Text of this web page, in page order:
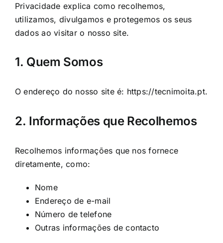
Privacidade explica como recolhemos,
utilizamos, divulgamos e protegemos os seus
dados ao visitar o nosso site.
1. Quem Somos
O endereço do nosso site é: https://tecnimoita.pt.
2. Informações que Recolhemos
Recolhemos informações que nos fornece
diretamente, como:
Nome
Endereço de e-mail
Número de telefone
Outras informações de contacto